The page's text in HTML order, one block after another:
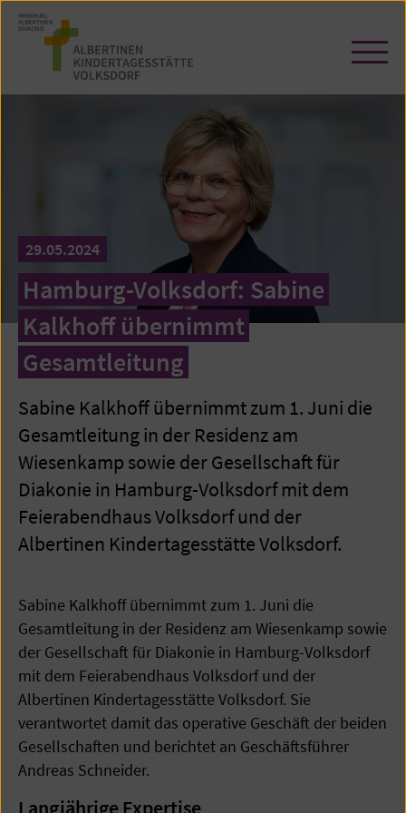
Zum
Seiteninhalt
springen
/
29.05.2024
Hamburg-Volksdorf: Sabine
Kalkhoff übernimmt
Gesamtleitung
Sabine Kalkhoff übernimmt zum 1. Juni die
Gesamtleitung in der Residenz am
Wiesenkamp sowie der Gesellschaft für
Diakonie in Hamburg-Volksdorf mit dem
Feierabendhaus Volksdorf und der
Albertinen Kindertagesstätte Volksdorf.
Sabine Kalkhoff übernimmt zum 1. Juni die
Gesamtleitung in der Residenz am Wiesenkamp sowie
der Gesellschaft für Diakonie in Hamburg-Volksdorf
mit dem Feierabendhaus Volksdorf und der
Albertinen Kindertagesstätte Volksdorf. Sie
verantwortet damit das operative Geschäft der beiden
Gesellschaften und berichtet an Geschäftsführer
Andreas Schneider.
Langjährige Expertise